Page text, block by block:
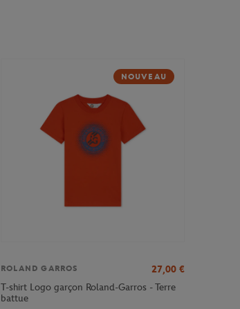
NOUVEAU
ROLAND GARROS 27,00 €
T-shirt Logo garçon Roland-Garros - Terre
battue